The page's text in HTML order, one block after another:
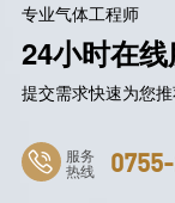
专业气体工程师
24小时在
提交需求快速为您
服务
热线